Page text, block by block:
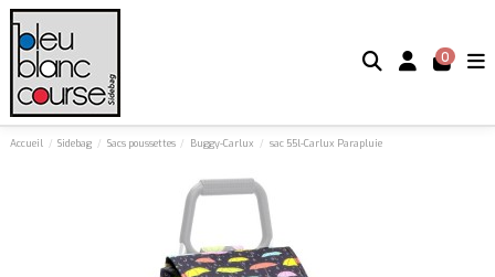
0
Accueil Sidebag Sacs poussettes Buggy-Carlux sac 55l-Carlux Parapluie